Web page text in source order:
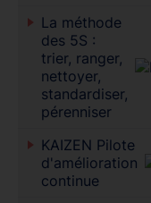
La méthode
des 5S :
trier, ranger,
nettoyer,
standardiser,
pérenniser
KAIZEN Pilote
d'amélioration
continue